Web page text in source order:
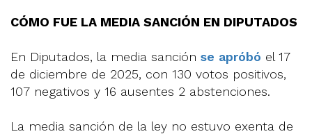
CÓMO FUE LA MEDIA SANCIÓN EN DIPUTADOS
En Diputados, la media sanción se apróbó el 17
de diciembre de 2025, con 130 votos positivos,
107 negativos y 16 ausentes 2 abstenciones.
La media sanción de la ley no estuvo exenta de